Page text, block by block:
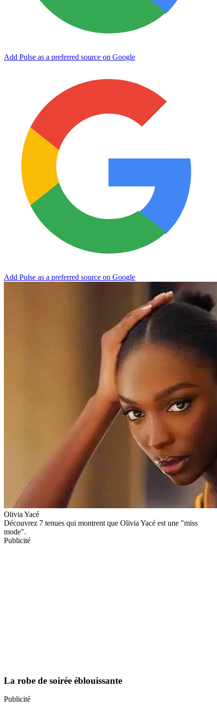
Add Pulse as a preferred source on Google
Add Pulse as a preferred source on Google
Olivia Yacé
Découvrez 7 tenues qui montrent que Olivia Yacé est une "miss
mode".
Publicité
La robe de soirée éblouissante
Publicité